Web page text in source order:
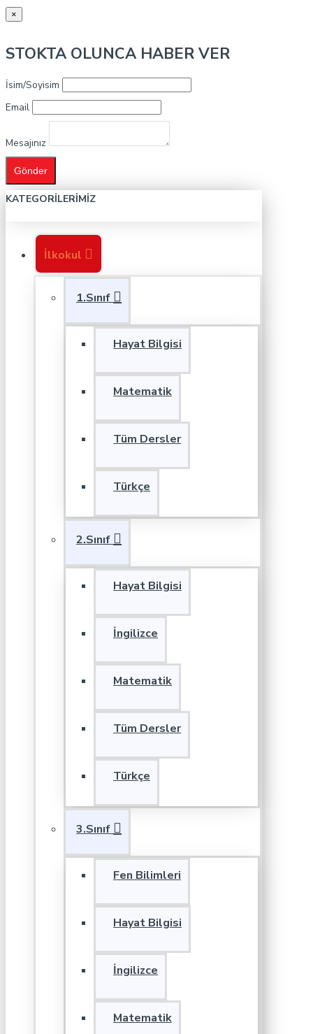
×
STOKTA OLUNCA HABER VER
İsim/Soyisim
Email
Mesajınız
Gönder
KATEGORILERIMIZ
İlkokul
1.Sınıf
Hayat Bilgisi
Matematik
Tüm Dersler
Türkçe
2.Sınıf
Hayat Bilgisi
İngilizce
Matematik
Tüm Dersler
Türkçe
3.Sınıf
Fen Bilimleri
Hayat Bilgisi
İngilizce
Matematik